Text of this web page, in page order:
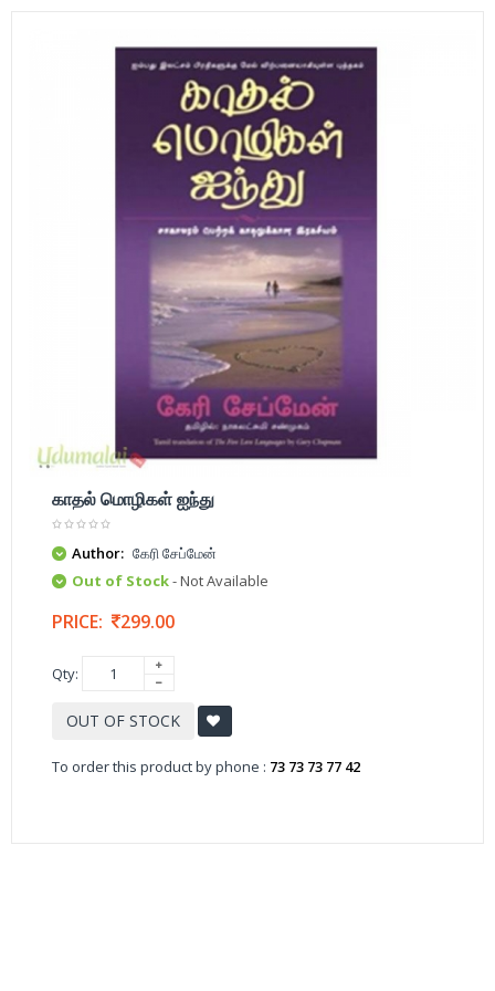
காதல் மொழிகள் ஐந்து
Author: கேரி சேப்மேன்
Out of Stock- Not Available
PRICE: 299.00
Qty:
OUT OF STOCK
To order this product by phone : 73 73 73 77 42